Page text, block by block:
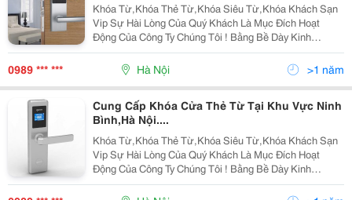
Khóa Từ,Khóa Thẻ Từ,Khóa Siêu Từ,Khóa Khách Sạn
Vip Sự Hài Lòng Của Quý Khách Là Mục Đích Hoạt
Động Của Công Ty Chúng Tôi ! Bằng Bề Dày Kinh
Nghiệm Lâu Năm Trong Lĩnh Vực Khóa Thẻ Từ,Thiết Bị
Kiểm Soát Thang Máy,Lắp Đặt Và Ph Ân Phối Đến Toàn
0989 *** *** Hà Nội >1 năm
Cung Cấp Khóa Cửa Thẻ Từ Tại Khu Vực Ninh
Bình,Hà Nội....
Khóa Từ,Khóa Thẻ Từ,Khóa Siêu Từ,Khóa Khách Sạn
Vip Sự Hài Lòng Của Quý Khách Là Mục Đích Hoạt
Động Của Công Ty Chúng Tôi ! Bằng Bề Dày Kinh
Nghiệm Lâu Năm Trong Lĩnh Vực Khóa Thẻ Từ,Thiết Bị
Kiểm Soát Thang Máy,Lắp Đặt Và Phân Phối Đến Toàn